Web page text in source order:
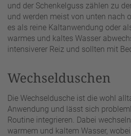
und der Schenkelguss zählen zu
und werden meist von unten nach
es als reine Kaltanwendung oder
warmes und kaltes Wasser
intensiverer Reiz und sollten mit
Wechselduschen
Die Wechseldusche ist die wohl
Anwendung und lässt sich
Routine integrieren. Dabei
warmem und kaltem Wasser,